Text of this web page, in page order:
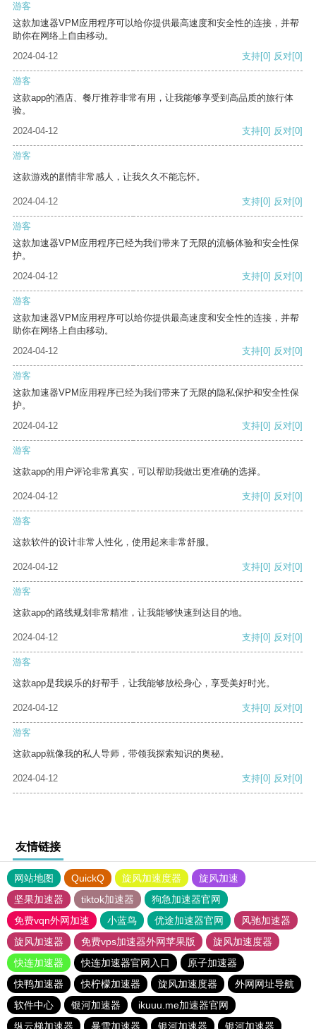
游客
这款加速器VPM应用程序可以给你提供最高速度和安全性的连接，并帮
助你在网络上自由移动。
2024-04-12
支持[0] 反对[0]
游客
这款app的酒店、餐厅推荐非常有用，让我能够享受到高品质的旅行体
验。
2024-04-12
支持[0] 反对[0]
游客
这款游戏的剧情非常感人，让我久久不能忘怀。
2024-04-12 支持[0] 反对[0]
游客
这款加速器VPM应用程序已经为我们带来了无限的流畅体验和安全性保
护。
2024-04-12
支持[0] 反对[0]
游客
这款加速器VPM应用程序可以给你提供最高速度和安全性的连接，并帮
助你在网络上自由移动。
2024-04-12
支持[0] 反对[0]
游客
这款加速器VPM应用程序已经为我们带来了无限的隐私保护和安全性保
护。
2024-04-12
支持[0] 反对[0]
游客
这款app的用户评论非常真实，可以帮助我做出更准确的选择。
2024-04-12 支持[0] 反对[0]
游客
这款软件的设计非常人性化，使用起来非常舒服。
2024-04-12 支持[0] 反对[0]
游客
这款app的路线规划非常精准，让我能够快速到达目的地。
2024-04-12 支持[0] 反对[0]
游客
这款app是我娱乐的好帮手，让我能够放松身心，享受美好时光。
2024-04-12 支持[0] 反对[0]
游客
这款app就像我的私人导师，带领我探索知识的奥秘。
2024-04-12 支持[0] 反对[0]
友情链接
网站地图 QuickQ 旋风加速度器
旋风加速
坚果加速器
tiktok加速器
狗急加速器官网
免费vqn外网加速
小蓝鸟 优途加速器官网
风驰加速器
旋风加速器
免费vps加速器外网苹果版
旋风加速度器
快连加速器
快连加速器官网入口
原子加速器
快鸭加速器
快柠檬加速器 旋风加速度器
外网网址导航
软件中心
银河加速器
ikuuu.me加速器官网
纵云梯加速器
暴雪加速器 银河加速器 银河加速器